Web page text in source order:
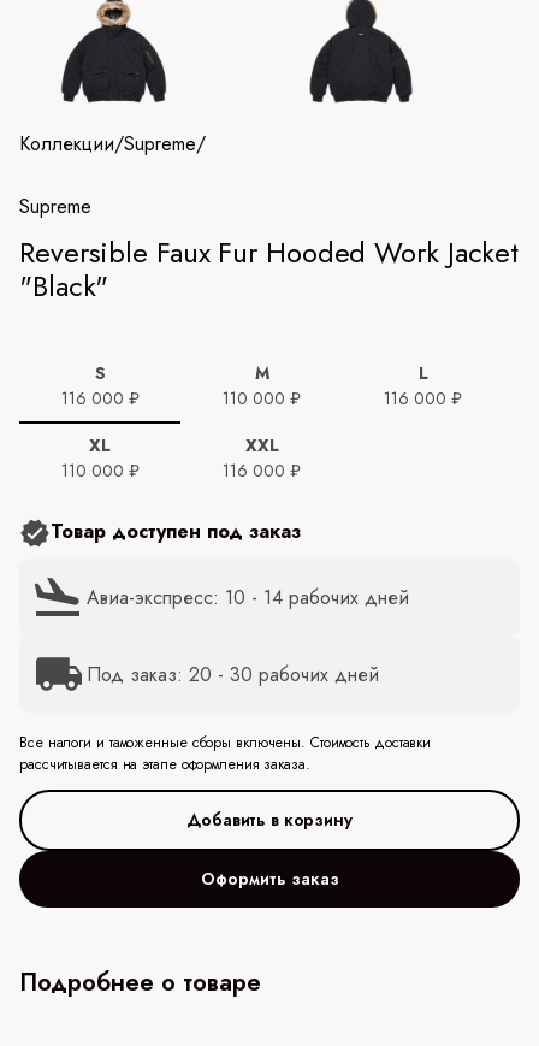
Коллекции/Supreme/
Supreme
Reversible Faux Fur Hooded Work Jacket
"Black"
S
116 000 ₽
M
110 000 ₽
L
116 000 ₽
XL
110 000 ₽
XXL
116 000 ₽
Товар доступен под заказ
Авиа-экспресс: 10 - 14 рабочих дней
Под заказ: 20 - 30 рабочих дней
Все налоги и таможенные сборы включены. Стоимость доставки
рассчитывается на этапе оформления заказа.
Оформить заказ
Подробнее о товаре